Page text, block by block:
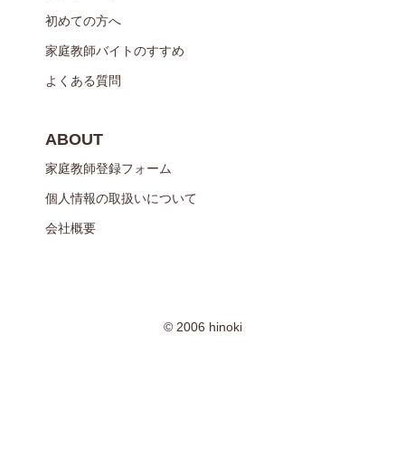
初めての方へ
家庭教師バイトのすすめ
よくある質問
ABOUT
家庭教師登録フォーム
個人情報の取扱いについて
会社概要
© 2006 hinoki